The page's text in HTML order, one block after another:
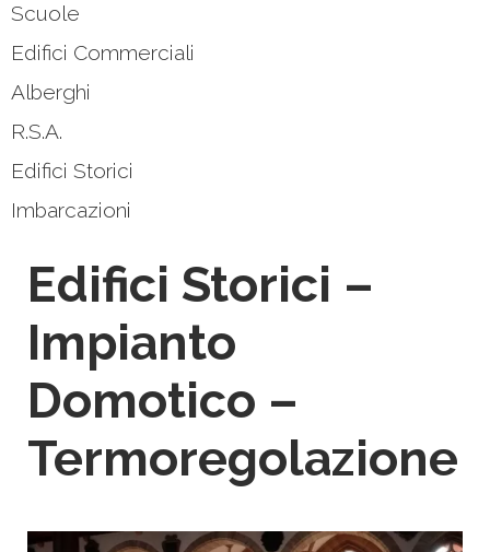
Scuole
Edifici Commerciali
Alberghi
R.S.A.
Edifici Storici
Imbarcazioni
Edifici Storici –
Impianto
Domotico –
Termoregolazione